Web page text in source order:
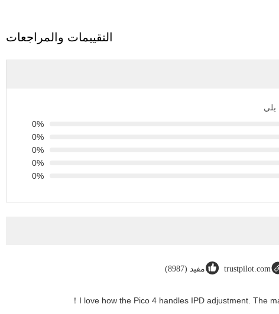
التقييمات والمراجعات
يلي
0%
0%
0%
0%
0%
trustpilot.com مفيد (8987)